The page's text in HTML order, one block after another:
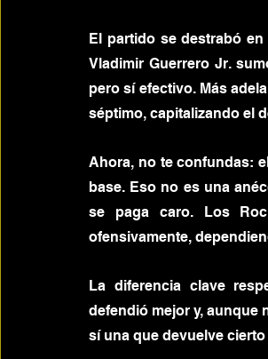
El partido se destrabó
Vladimir Guerrero Jr.
pero sí efectivo. Más
séptimo, capitalizando el
Ahora, no te confundas:
base. Eso no es una
se paga caro. Los
ofensivamente,
La diferencia clave
defendió mejor y, aunque
sí una que devuelve